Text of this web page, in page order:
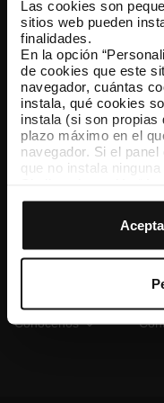
Las cookies son
sitios web pueden
finalidades.
En la opción
de cookies que este
navegador, cuántas
instala, qué cookies
instala (si son
plazo máximo en el
navegador. Si el
que no instala
que todas estas
tipología de cookies
instalen o no las
Una vez que hayas
hacer clic en
previamente. Te
de personalización,
opciones de
TMB App
Descárgate TMB App y
App Store
Conócenos